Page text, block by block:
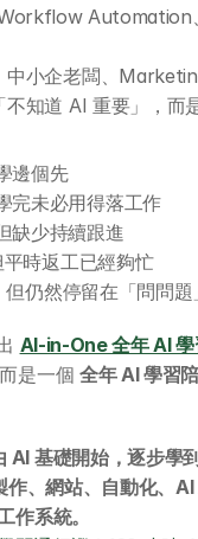
Automation
中小企老闆、
知道 AI 重要」，而
邊個先
完未必用得落工作
缺少持續跟進
時返工已經夠忙
仍然停留在「問問題
AI-in-One 全年 AI
是一個 全年 AI 學習
AI 基礎開始，逐步學
、網站、自動化、
作系統。